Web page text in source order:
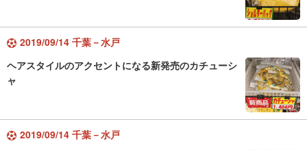
2019/09/14 千葉－水戸
ヘアスタイルのアクセントになる新発売のカチューシ
ャ
2019/09/14 千葉－水戸